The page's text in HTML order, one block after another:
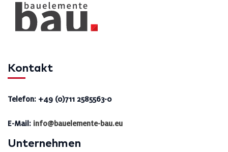
Kontakt
Telefon: +49 (0)711 2585563-0
E-Mail: info@bauelemente-bau.eu
Unternehmen